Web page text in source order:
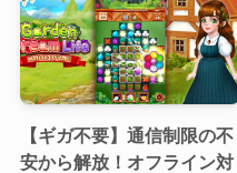
【ギガ不要】通信制限の不
安から解放！オフライン対